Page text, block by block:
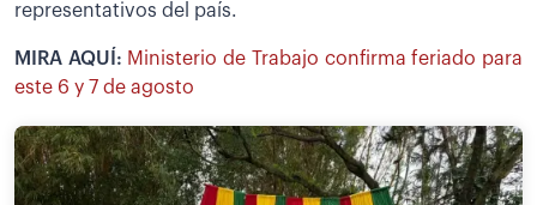
representativos del país.
MIRA AQUÍ: Ministerio de Trabajo confirma feriado para
este 6 y 7 de agosto